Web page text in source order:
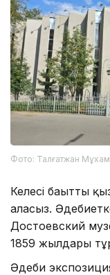
Фото: Талғатжан
Келесі бағытты
аласыз.
Достоевский
1859 жылдары
Әдеби